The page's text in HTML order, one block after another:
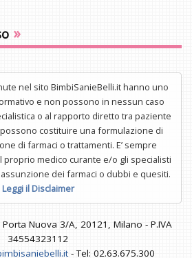
»
nel sito BimbiSanieBelli.it hanno uno
e non possono in nessun caso
o al rapporto diretto tra paziente
costituire una formulazione di
di farmaci o trattamenti. E’ sempre
medico curante e/o gli specialisti
dei farmaci o dubbi e quesiti.
Leggi il Disclaimer
Porta Nuova 3/A, 20121, Milano - P.IVA
34554323112
- Tel: 02.63.675.300